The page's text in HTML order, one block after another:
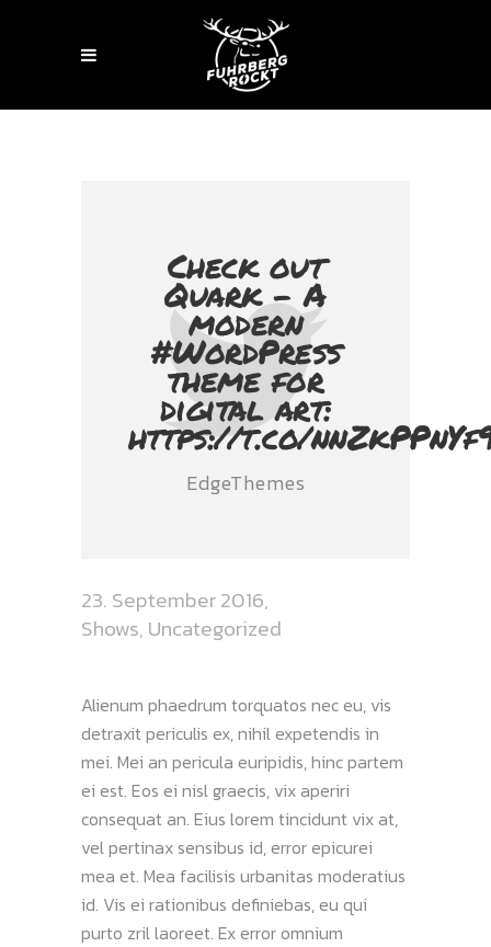
Check out
Quark - A
modern
#WordPress
theme for
digital art:
https://t.co/
EdgeThemes
23. September 2016
Shows, Uncategorized
Alienum phaedrum torquatos nec eu, vis
detraxit periculis ex, nihil expetendis in
mei. Mei an pericula euripidis, hinc partem
ei est. Eos ei nisl graecis, vix aperiri
consequat an. Eius lorem tincidunt vix at,
vel pertinax sensibus id, error epicurei
mea et. Mea facilisis urbanitas moderatius
id. Vis ei rationibus definiebas, eu qui
purto zril laoreet. Ex error omnium